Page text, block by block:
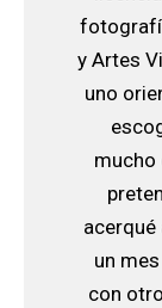
y Artes
uno
mucho
acerqué
un
con